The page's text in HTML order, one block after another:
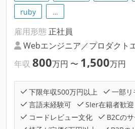
ruby
…
雇用形態 正社員
Webエンジニア／プロダクト
年収 800万円 〜 1,500万円
下限年収500万円以上
一部リ
言語未経験可
SIer在籍者歓迎
コードレビュー文化
B2Cの